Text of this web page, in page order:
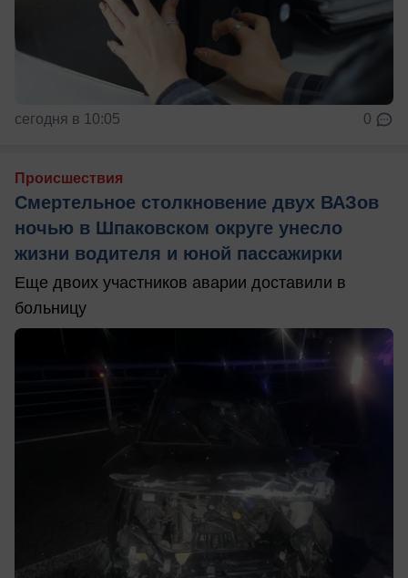
сегодня в 10:05 0
Происшествия
Смертельное столкновение двух ВАЗов
ночью в Шпаковском округе унесло
жизни водителя и юной пассажирки
Еще двоих участников аварии доставили в
больницу